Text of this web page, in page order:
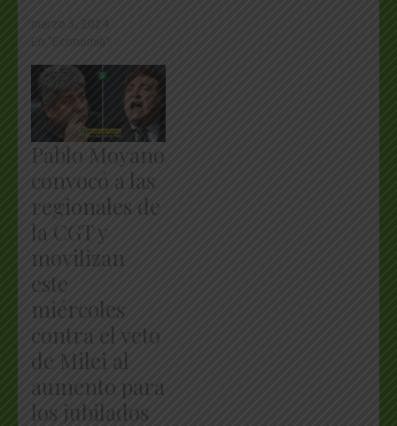
Pablo Moyano
convocó a las
regionales de
la CGT y
movilizan
este
miércoles
contra el veto
de Milei al
aumento para
los jubilados